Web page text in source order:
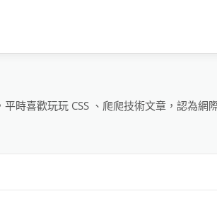
時喜歡玩玩 CSS 、爬爬技術文章，認為